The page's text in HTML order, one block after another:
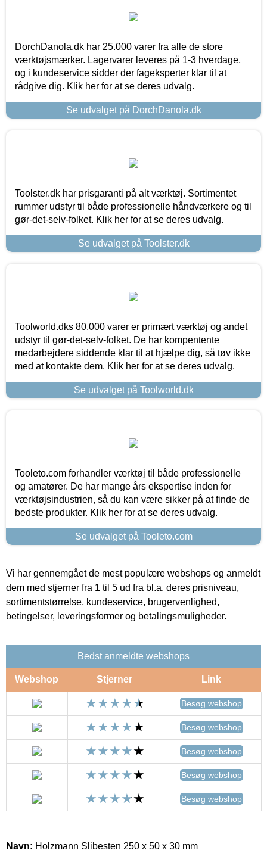
DorchDanola.dk har 25.000 varer fra alle de store
værktøjsmærker. Lagervarer leveres på 1-3 hverdage,
og i kundeservice sidder der fageksperter klar til at
rådgive dig. Klik her for at se deres udvalg.
Se udvalget på DorchDanola.dk
Toolster.dk har prisgaranti på alt værktøj. Sortimentet
rummer udstyr til både professionelle håndværkere og til
gør-det-selv-folket. Klik her for at se deres udvalg.
Se udvalget på Toolster.dk
Toolworld.dks 80.000 varer er primært værktøj og andet
udstyr til gør-det-selv-folket. De har kompentente
medarbejdere siddende klar til at hjælpe dig, så tøv ikke
med at kontakte dem. Klik her for at se deres udvalg.
Se udvalget på Toolworld.dk
Tooleto.com forhandler værktøj til både professionelle
og amatører. De har mange års ekspertise inden for
værktøjsindustrien, så du kan være sikker på at finde de
bedste produkter. Klik her for at se deres udvalg.
Se udvalget på Tooleto.com
Vi har gennemgået de mest populære webshops og anmeldt
dem med stjerner fra 1 til 5 ud fra bl.a. deres prisniveau,
sortimentstørrelse, kundeservice, brugervenlighed,
betingelser, leveringsformer og betalingsmuligheder.
Bedst anmeldte webshops
Webshop Stjerner Link
Besøg webshop
Besøg webshop
Besøg webshop
Besøg webshop
Besøg webshop
Navn: Holzmann Slibesten 250 x 50 x 30 mm